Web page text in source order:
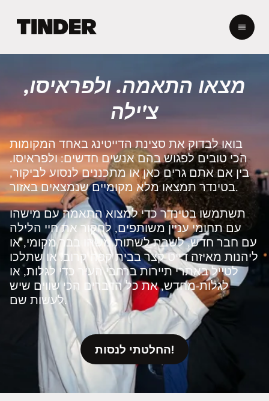
י
ת
י
נ
ד
ר
מצאו התאמה. ולפראיסו,
צ'ילה
בואו לבדוק את סצינת הדייטינג באחד המקומות
הכי טובים לפגוש בהם אנשים חדשים: ולפראיסו.
בין אם אתם גרים כאן או מתכננים לנסוע לביקור,
בטינדר תמצאו מלא מקומיים שנמצאים באזור.
תשתמשו בטינדר כדי למצוא התאמה עם מישהו
עם תחומי עניין משותפים, לחקור את חיי הלילה
עם חבר חדש, לשבת לשתות משהו בבר מקומי, או
ליהנות מאיזה דייט קצר בבית קפה קרוב. או שתלכו
לטייל באתרי תיירות ברחבי העיר כדי לגלות, או
לגלות‑מחדש, את כל הדברים הכי שווים שיש
לעשות שם.
החלטתי לנסות!